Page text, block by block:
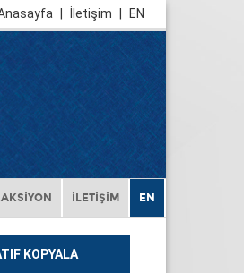
EN
İletişim
İLETİŞİM EN
KOPYALA